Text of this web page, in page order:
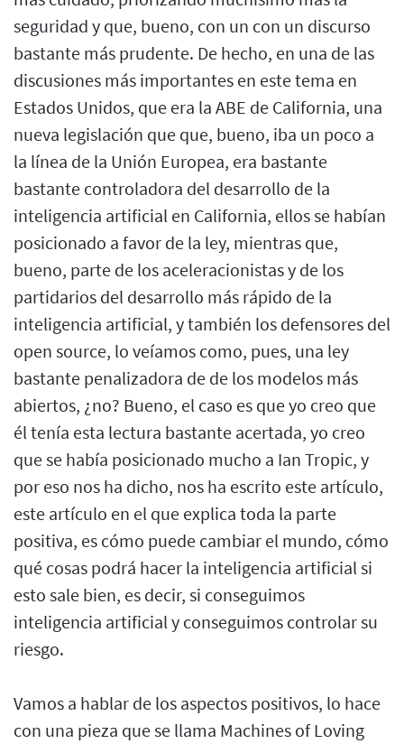
seguridad y que, bueno, con un con un discurso
bastante más prudente. De hecho, en una de las
discusiones más importantes en este tema en
Estados Unidos, que era la ABE de California, una
nueva legislación que que, bueno, iba un poco a
la línea de la Unión Europea, era bastante
bastante controladora del desarrollo de la
inteligencia artificial en California, ellos se habían
posicionado a favor de la ley, mientras que,
bueno, parte de los aceleracionistas y de los
partidarios del desarrollo más rápido de la
inteligencia artificial, y también los defensores del
open source, lo veíamos como, pues, una ley
bastante penalizadora de de los modelos más
abiertos, ¿no? Bueno, el caso es que yo creo que
él tenía esta lectura bastante acertada, yo creo
que se había posicionado mucho a Ian Tropic, y
por eso nos ha dicho, nos ha escrito este artículo,
este artículo en el que explica toda la parte
positiva, es cómo puede cambiar el mundo, cómo
qué cosas podrá hacer la inteligencia artificial si
esto sale bien, es decir, si conseguimos
inteligencia artificial y conseguimos controlar su
riesgo.
Vamos a hablar de los aspectos positivos, lo hace
con una pieza que se llama Machines of Loving